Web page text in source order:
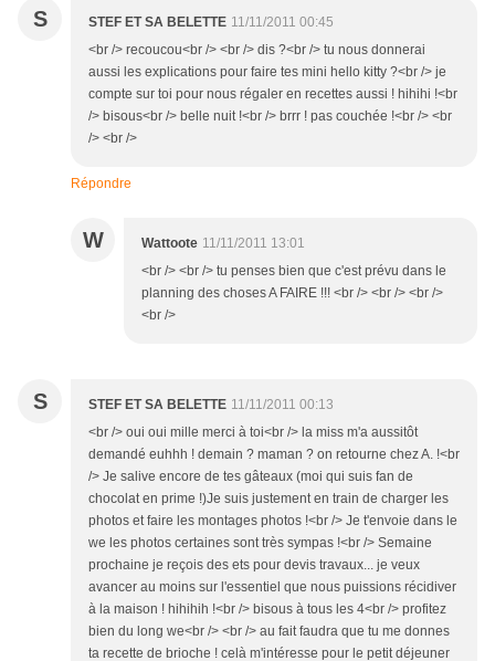
S STEF ET SA BELETTE 11/11/2011 00:45
<br /> recoucou<br /> <br /> dis ?<br /> tu nous donnerai
aussi les explications pour faire tes mini hello kitty ?<br /> je
compte sur toi pour nous régaler en recettes aussi ! hihihi !<br
/> bisous<br /> belle nuit !<br /> brrr ! pas couchée !<br /> <br
/> <br />
Répondre
W Wattoote 11/11/2011 13:01
<br /> <br /> tu penses bien que c'est prévu dans le
planning des choses A FAIRE !!! <br /> <br /> <br />
<br />
S STEF ET SA BELETTE 11/11/2011 00:13
<br /> oui oui mille merci à toi<br /> la miss m'a aussitôt
demandé euhhh ! demain ? maman ? on retourne chez A. !<br
/> Je salive encore de tes gâteaux (moi qui suis fan de
chocolat en prime !)Je suis justement en train de charger les
photos et faire les montages photos !<br /> Je t'envoie dans le
we les photos certaines sont très sympas !<br /> Semaine
prochaine je reçois des ets pour devis travaux... je veux
avancer au moins sur l'essentiel que nous puissions récidiver
à la maison ! hihihih !<br /> bisous à tous les 4<br /> profitez
bien du long we<br /> <br /> au fait faudra que tu me donnes
ta recette de brioche ! celà m'intéresse pour le petit déjeuner